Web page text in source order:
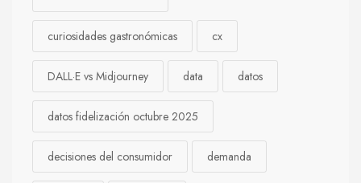
curiosidades gastronómicas cx
DALL·E vs Midjourney data datos
datos fidelización octubre 2025
decisiones del consumidor demanda